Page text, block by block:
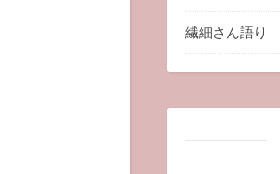
繊細さん語り